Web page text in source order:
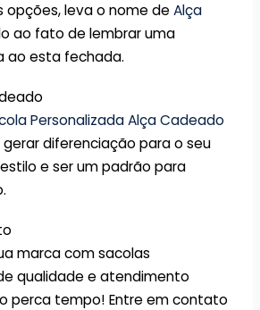
opções, leva o nome deAlça
ao fato de lembrar uma
ao esta fechada.
Personalizada Alça Cadeado
diferenciação para o seu
e ser um padrão para
marca com sacolas
qualidade e atendimento
perca tempo! Entre em contato